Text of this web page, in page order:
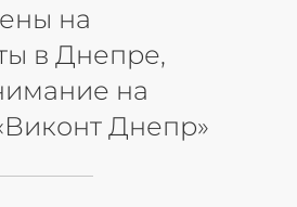
на
в Днепре,
на
Днепр»